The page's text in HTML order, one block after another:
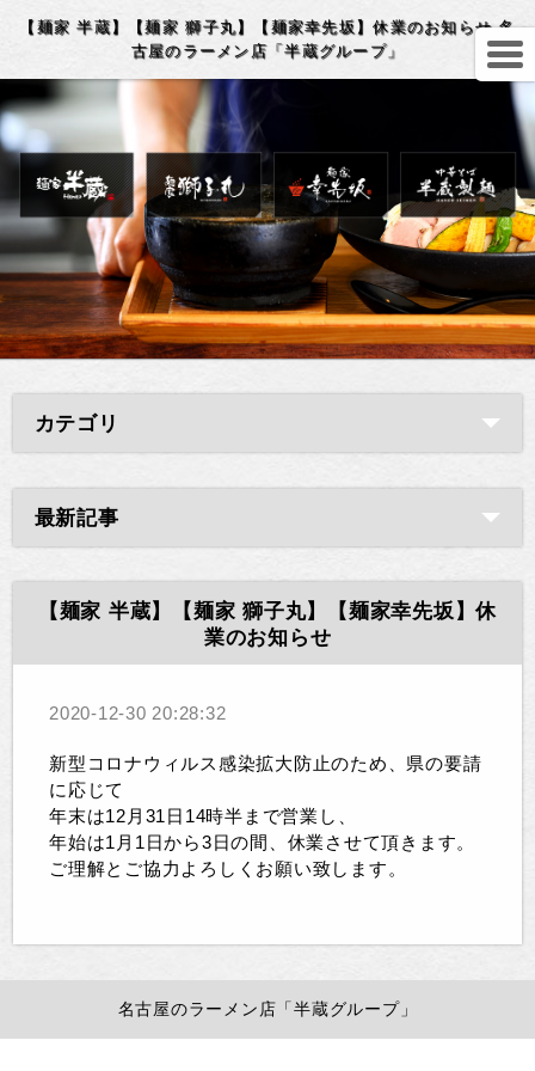
【麺家 半蔵】【麺家 獅子丸】【麺家幸先坂】休業のお知らせ 名
古屋のラーメン店「半蔵グループ」
カテゴリ
最新記事
【麺家 半蔵】【麺家 獅子丸】【麺家幸先坂】休
業のお知らせ
2020-12-30 20:28:32
新型コロナウィルス感染拡大防止のため、県の要請
に応じて
年末は12月31日14時半まで営業し、
年始は1月1日から3日の間、休業させて頂きます。
ご理解とご協力よろしくお願い致します。
名古屋のラーメン店「半蔵グループ」